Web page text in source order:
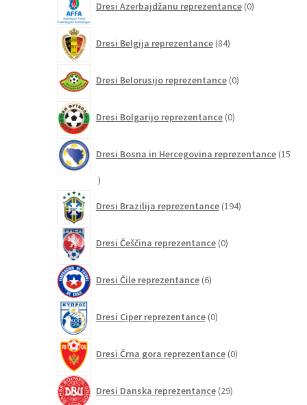
Dresi Azerbajdžanu reprezentance 0izdelkov
Dresi Belgija reprezentance 84izdelkov
Dresi Belorusijo reprezentance 0izdelkov
Dresi Bolgarijo reprezentance 0izdelkov
Dresi Bosna in Hercegovina reprezentance 15
15
Dresi Brazilija reprezentance 194izdelkov
Dresi Češčina reprezentance 0izdelkov
Dresi Čile reprezentance 6izdelkov
Dresi Ciper reprezentance 0izdelkov
Dresi Črna gora reprezentance 0izdelkov
Dresi Danska reprezentance 29izdelkov